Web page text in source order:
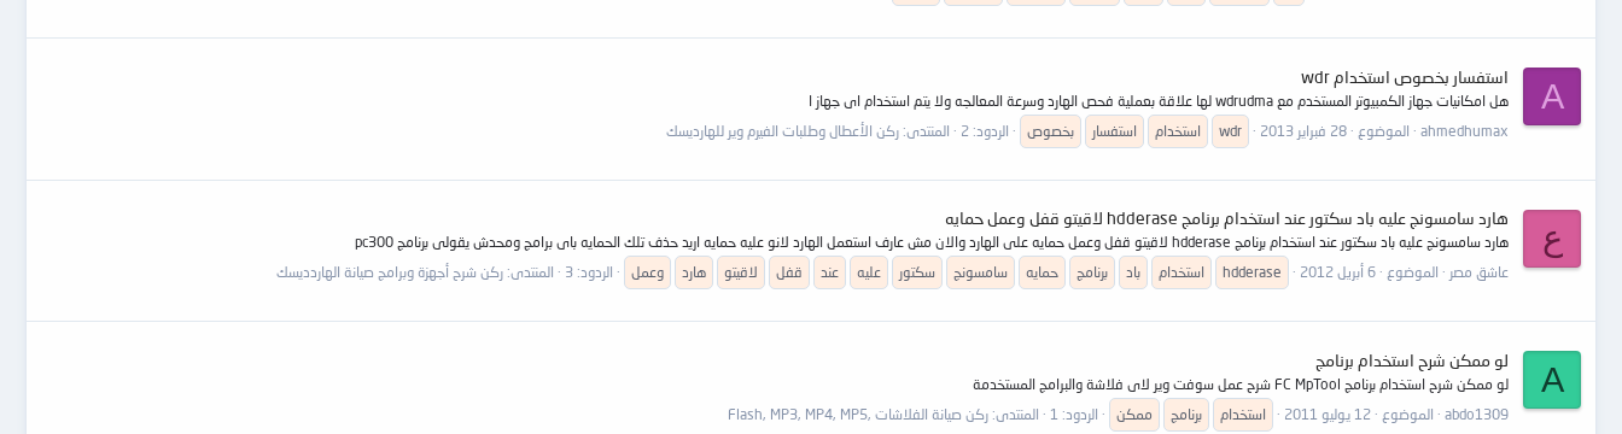
A
استفسار بخصوص استخدام wdr
هل امكانيات جهاز الكمبيوتر المستخدم مع wdrudma لها علاقة بعملية فحص الهارد وسرعة المعالجه ولا يتم استخدام اى جهاز ا
ahmedhumax
الموضوع 28 فبراير 2013 wdr استخدام استفسار بخصوص الردود: 2 المنتدى: ركن الأعطال وطلبات الفيرم وير للهارديسك
ع
هارد سامسونج عليه باد سكتور عند استخدام برنامج hdderase لاقيتو قفل وعمل حمايه
هارد سامسونج عليه باد سكتور عند استخدام برنامج hdderase لاقيتو قفل وعمل حمايه على الهارد والان مش عارف استعمل الهارد لانو عليه حمايه اريد حذف تلك الحمايه باى برامج ومحدش يقولى برنامج pc300
عاشق مصر
الموضوع 6 أبريل 2012 hdderase استخدام باد برنامج حمايه سامسونج سكتور عليه عند قفل لاقيتو هارد وعمل الردود: 3 المنتدى: ركن شرح أجهزة وبرامج صيانة الهاردديسك
A
لو ممكن شرح استخدام برنامج
لو ممكن شرح استخدام برنامج FC MpTool شرح عمل سوفت وير لاى فلاشة والبرامج المستخدمة
abdo1309
الموضوع 12 يوليو 2011 استخدام برنامج ممكن الردود: 1 المنتدى: ركن صيانة الفلاشات ,Flash, MP3, MP4, MP5